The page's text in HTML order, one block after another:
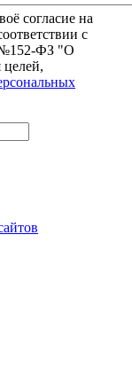
согласие на
с
№152-ФЗ "О